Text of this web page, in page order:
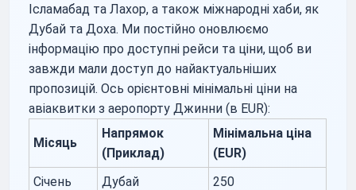
Ісламабад та Лахор, а також міжнародні хаби, як
Дубай та Доха. Ми постійно оновлюємо
інформацію про доступні рейси та ціни, щоб ви
завжди мали доступ до найактуальніших
пропозицій. Ось орієнтовні мінімальні ціни на
авіаквитки з аеропорту Джинни (в EUR):
Місяць
Напрямок
(Приклад)
Мінімальна ціна
(EUR)
Січень
Дубай
250